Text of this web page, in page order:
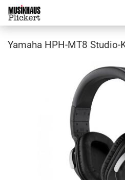
Yamaha HPH-MT8 Studio-